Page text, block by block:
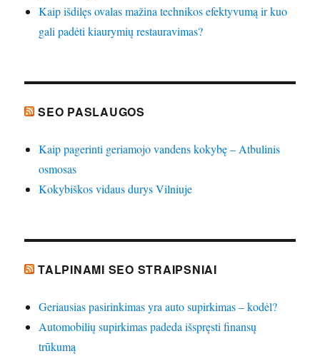
Kaip išdilęs ovalas mažina technikos efektyvumą ir kuo
gali padėti kiaurymių restauravimas?
SEO PASLAUGOS
Kaip pagerinti geriamojo vandens kokybę – Atbulinis
osmosas
Kokybiškos vidaus durys Vilniuje
TALPINAMI SEO STRAIPSNIAI
Geriausias pasirinkimas yra auto supirkimas – kodėl?
Automobilių supirkimas padeda išspręsti finansų
trūkumą